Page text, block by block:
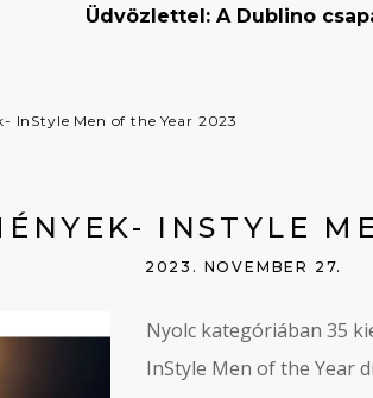
Üdvözlettel: A Dublino
InStyle Men of the Year 2023
INSTYLE
2023. NOVEMBER 27.
Nyolc kategóriában 35
InStyle Men of the Year